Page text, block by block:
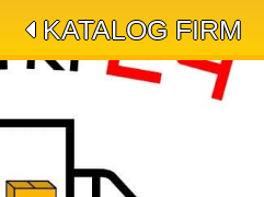
KATALOG FIRM